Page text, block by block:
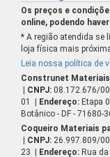
Os preços e
online, podendo
* A região atendida se
loja física mais
Leia nossa política de
Construnet
| CNPJ: 08.172.676/
01
| Endereço: Etapa
Botânico - DF - 71680-
Coqueiro Materiais
| CNPJ: 26.997.809/
23 | Endereço: Rua da